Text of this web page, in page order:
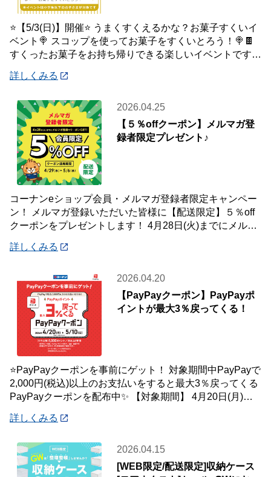
⭐️【5/3(日)】開催⭐️ うまくすくえるかな？お菓子すくいイ
ベント🍭 スコップを使ってお菓子をすくいとろう！🍭🍫
すくったお菓子をお持ち帰りできる楽しいイベントです♪
詳しくみる
2026.04.25
【５％offクーポン】メルマガ登
録者限定プレゼント♪
コーナンeショップ会員・メルマガ登録者限定キャンペー
ン！ メルマガ登録いただいた皆様に【配送限定】５％off
クーポンをプレゼントします！ 4月28日(火)までにメルマ
詳しくみる
2026.04.20
【PayPayクーポン】PayPayポ
イントが最大3％戻ってくる！
⭐PayPayクーポンを事前にゲット！ 対象期間中PayPayで
2,000円(税込)以上のお支払いをすると最大3％戻ってくる
PayPayクーポンを配布中✨ 【対象期間】 4月20日(月)～5
詳しくみる
2026.04.15
[WEB限定/配送限定]収納ケース